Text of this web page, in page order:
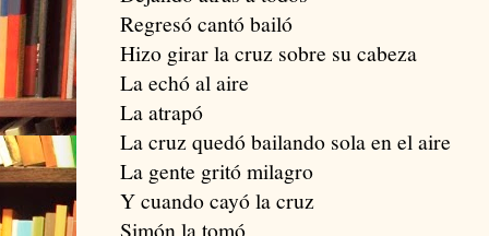
Regresó cantó bailó
Hizo girar la cruz sobre su cabeza
La echó al aire
La atrapó
La cruz quedó bailando sola en el aire
La gente gritó milagro
Y cuando cayó la cruz
Simón la tomó